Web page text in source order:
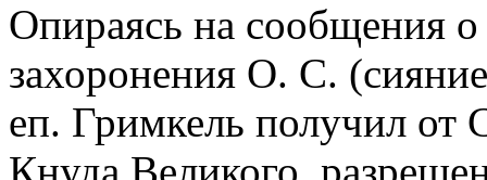
Опираясь на сообщения
захоронения О. С.
еп. Гримкель получил от